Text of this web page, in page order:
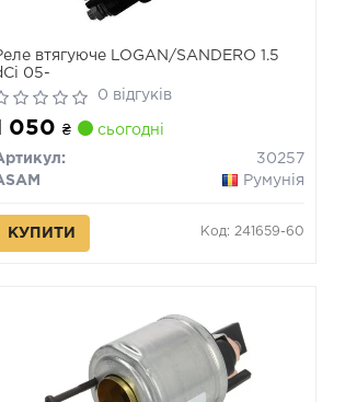
втягуюче LOGAN/SANDERO 1.5
05-
0 відгуків
050₴ сьогодні
30257
Румунія
КУПИТИ Код: 241659-60